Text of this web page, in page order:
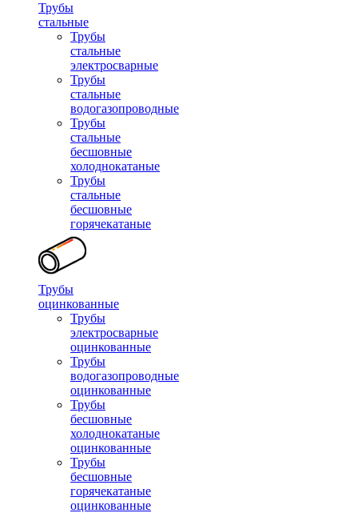
Трубы
стальные
Трубы
стальные
электросварные
Трубы
стальные
водогазопроводные
Трубы
стальные
бесшовные
холоднокатаные
Трубы
стальные
бесшовные
горячекатаные
Трубы
оцинкованные
Трубы
электросварные
оцинкованные
Трубы
водогазопроводные
оцинкованные
Трубы
бесшовные
холоднокатаные
оцинкованные
Трубы
бесшовные
горячекатаные
оцинкованные